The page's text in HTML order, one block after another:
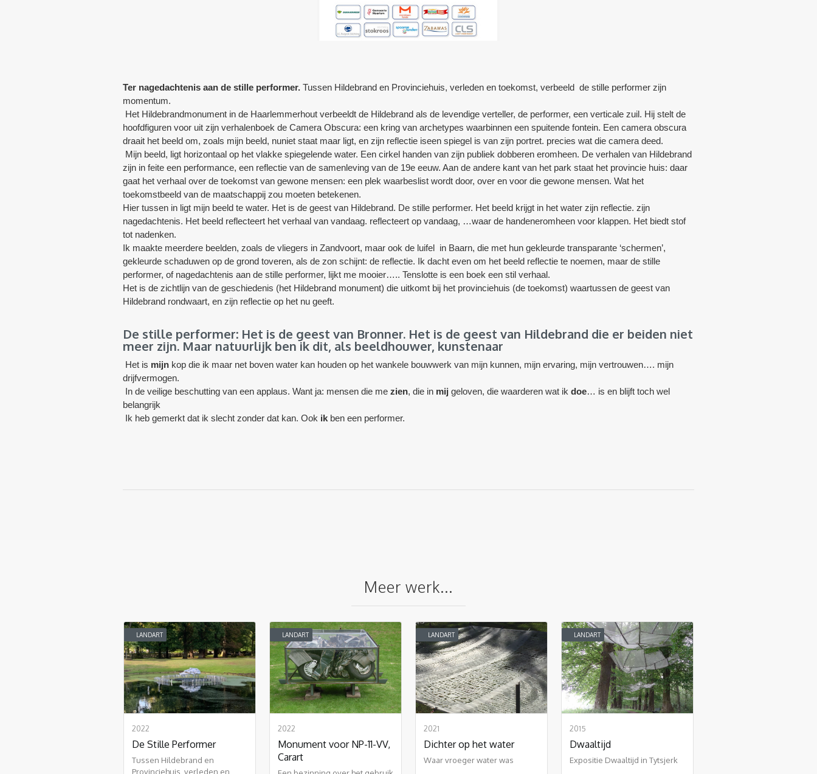
Ter nagedachtenis aan de stille performer. Tussen Hildebrand en Provinciehuis, verleden en toekomst, verbeeld de stille performer zijn
momentum.
Het Hildebrandmonument in de Haarlemmerhout verbeeldt de Hildebrand als de levendige verteller, de performer, een verticale zuil. Hij stelt de
hoofdfiguren voor uit zijn verhalenboek de Camera Obscura: een kring van archetypes waarbinnen een spuitende fontein. Een camera obscura
draait het beeld om, zoals mijn beeld, nuniet staat maar ligt, en zijn reflectie iseen spiegel is van zijn portret. precies wat die camera deed.
Mijn beeld, ligt horizontaal op het vlakke spiegelende water. Een cirkel handen van zijn publiek dobberen eromheen. De verhalen van Hildebrand
zijn in feite een performance, een reflectie van de samenleving van de 19e eeuw. Aan de andere kant van het park staat het provincie huis: daar
gaat het verhaal over de toekomst van gewone mensen: een plek waarbeslist wordt door, over en voor die gewone mensen. Wat het
toekomstbeeld van de maatschappij zou moeten betekenen.
Hier tussen in ligt mijn beeld te water. Het is de geest van Hildebrand. De stille performer. Het beeld krijgt in het water zijn reflectie. zijn
nagedachtenis. Het beeld reflecteert het verhaal van vandaag. reflecteert op vandaag, …waar de handeneromheen voor klappen. Het biedt stof
tot nadenken.
Ik maakte meerdere beelden, zoals de vliegers in Zandvoort, maar ook de luifel in Baarn, die met hun gekleurde transparante ‘schermen’,
gekleurde schaduwen op de grond toveren, als de zon schijnt: de reflectie. Ik dacht even om het beeld reflectie te noemen, maar de stille
performer, of nagedachtenis aan de stille performer, lijkt me mooier….. Tenslotte is een boek een stil verhaal.
Het is de zichtlijn van de geschiedenis (het Hildebrand monument) die uitkomt bij het provinciehuis (de toekomst) waartussen de geest van
Hildebrand rondwaart, en zijn reflectie op het nu geeft.
De stille performer: Het is de geest van Bronner. Het is de geest van Hildebrand die er beiden niet
meer zijn. Maar natuurlijk benik dit, als beeldhouwer, kunstenaar
Het is mijn kop die ik maar net boven water kan houden op het wankele bouwwerk van mijn kunnen, mijn ervaring, mijn vertrouwen…. mijn
drijfvermogen.
In de veilige beschutting van een applaus. Want ja: mensen die me zien, die in mij geloven, die waarderen wat ik doe… is en blijft toch wel
belangrijk
Ik heb gemerkt dat ik slecht zonder dat kan. Ook ik ben een performer.
Meer werk...
LANDART
2022
De Stille Performer
Tussen Hildebrand en
Provinciehuis, verleden en
LANDART
2022
Monument voor NP-11-VV,
Carart
LANDART
2021
Dichter op het water
Waar vroeger water was
LANDART
2015
Dwaaltijd
Expositie Dwaaltijd in Tytsjerk